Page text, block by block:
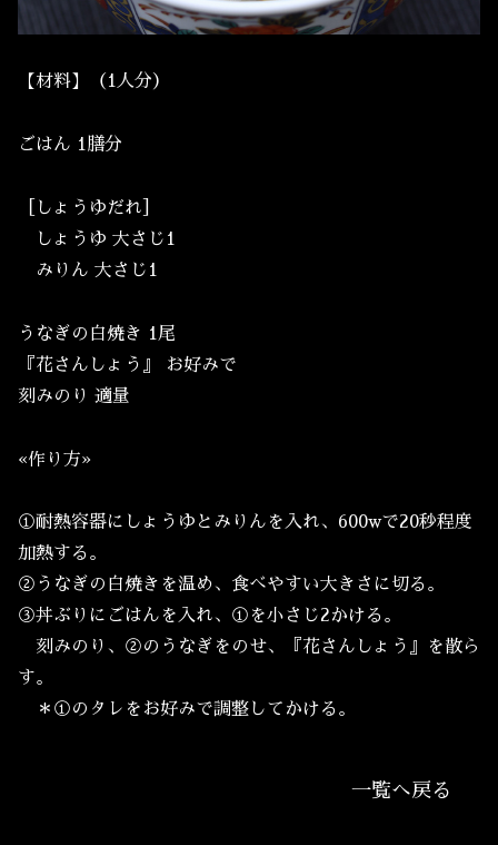
【材料】（1人分）
ごはん 1膳分
［しょうゆだれ］
しょうゆ 大さじ1
みりん 大さじ1
うなぎの白焼き 1尾
『花さんしょう』 お好みで
刻みのり 適量
«作り方»
①耐熱容器にしょうゆとみりんを入れ、600wで20秒程度
加熱する。
②うなぎの白焼きを温め、食べやすい大きさに切る。
③丼ぶりにごはんを入れ、①を小さじ2かける。
刻みのり、②のうなぎをのせ、『花さんしょう』を散ら
す。
＊①のタレをお好みで調整してかける。
一覧へ戻る